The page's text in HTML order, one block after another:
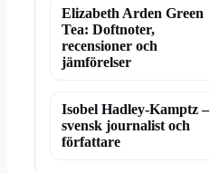
Elizabeth Arden Green
Tea: Doftnoter,
recensioner och
jämförelser
Isobel Hadley-Kamptz –
svensk journalist och
författare